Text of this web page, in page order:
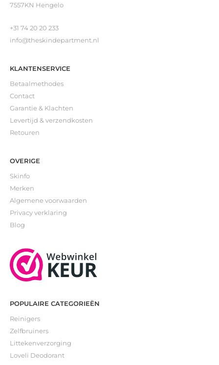
7557KN Hengelo
+31 74 20 20 233
info@theskindepartment.nl
KLANTENSERVICE
Betaalmethodes
Contact
Garantie & Klachten
Levertijd & verzendkosten
Retouren
OVERIGE
Skinfo
Merken
Algemene voorwaarden
Privacy verklaring
Blog
POPULAIRE CATEGORIEËN
Reinigers
Zelfbruiners
Littekenverzorging
Loveli Deodorant